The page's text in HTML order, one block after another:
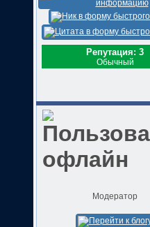
Репутация: 3
Обычный
Модератор